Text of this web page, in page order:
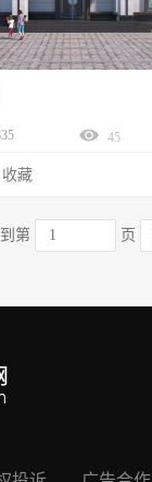
45
收藏
到第 页